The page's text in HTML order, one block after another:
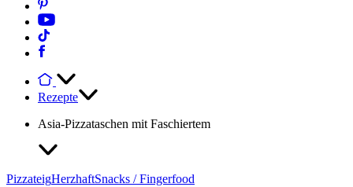
Rezepte
Asia-Pizzataschen mit Faschiertem
PizzateigHerzhaftSnacks / Fingerfood